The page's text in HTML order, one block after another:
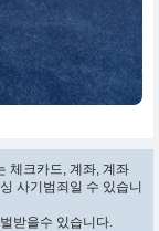
체크카드, 계좌, 계좌
사기범죄일 수 있습니
받을수 있습니다.